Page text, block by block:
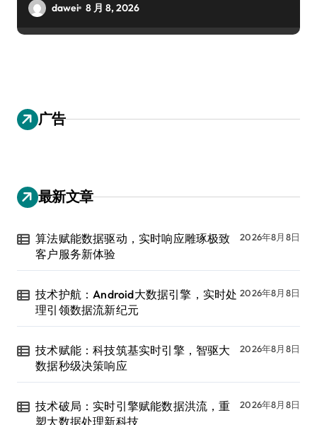
dawei 8 月 8, 2026
广告
最新文章
算法赋能数据驱动，实时响应雕琢极致
客户服务新体验
2026年8月8日
技术护航：Android大数据引擎，实时处
理引领数据流新纪元
2026年8月8日
技术赋能：科技筑基实时引擎，智驱大
数据秒级决策响应
2026年8月8日
技术破局：实时引擎赋能数据洪流，重
塑大数据处理新科技
2026年8月8日